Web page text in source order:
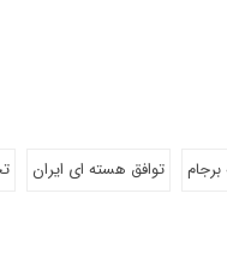
توافق هسته ای ایران